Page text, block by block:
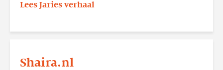
Lees Jaries verhaal
Shaira.nl
meer